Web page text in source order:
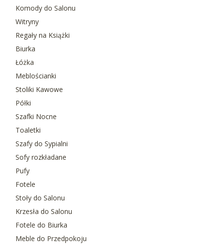
Komody do Salonu
Witryny
Regały na Książki
Biurka
Łóżka
Meblościanki
Stoliki Kawowe
Półki
Szafki Nocne
Toaletki
Szafy do Sypialni
Sofy rozkładane
Pufy
Fotele
Stoły do Salonu
Krzesła do Salonu
Fotele do Biurka
Meble do Przedpokoju